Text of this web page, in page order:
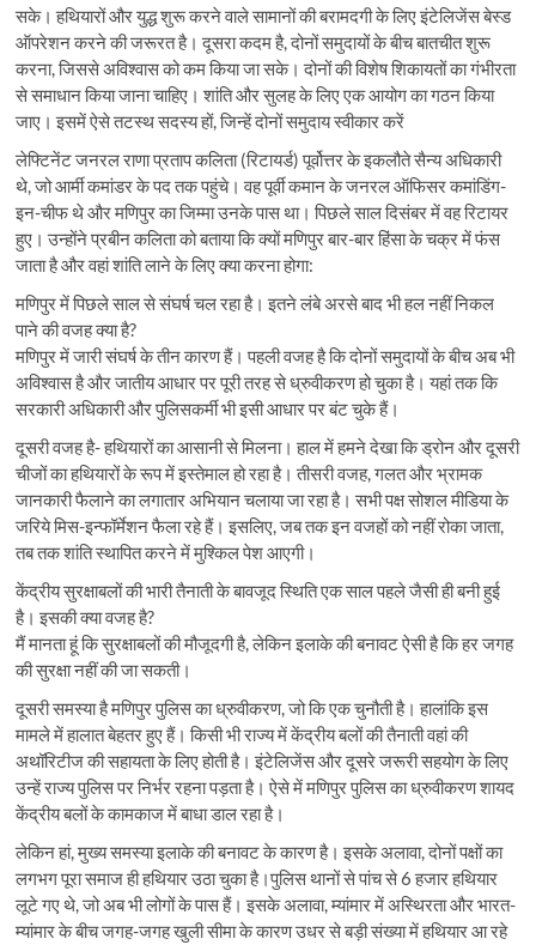
सके। हथियारों और युद्ध शुरू करने वाले सामानों की बरामदगी के लिए इंटेलिजेंस बेस्ड
ऑपरेशन करने की जरूरत है। दूसरा कदम है, दोनों समुदायों के बीच बातचीत शुरू
करना, जिससे अविश्वास को कम किया जा सके। दोनों की विशेष शिकायतों का गंभीरता
से समाधान किया जाना चाहिए। शांति और सुलह के लिए एक आयोग का गठन किया
जाए। इसमें ऐसे तटस्थ सदस्य हों, जिन्हें दोनों समुदाय स्वीकार करें
लेफ्टिनेंट जनरल राणा प्रताप कलिता (रिटायर्ड) पूर्वोत्तर के इकलौते सैन्य अधिकारी
थे, जो आर्मी कमांडर के पद तक पहुंचे। वह पूर्वी कमान के जनरल ऑफिसर कमांडिंग-
इन-चीफ थे और मणिपुर का जिम्मा उनके पास था। पिछले साल दिसंबर में वह रिटायर
हुए। उन्होंने प्रबीन कलिता को बताया कि क्यों मणिपुर बार-बार हिंसा के चक्र में फंस
जाता है और वहां शांति लाने के लिए क्या करना होगा:
मणिपुर में पिछले साल से संघर्ष चल रहा है। इतने लंबे अरसे बाद भी हल नहीं निकल
पाने की वजह क्या है?
मणिपुर में जारी संघर्ष के तीन कारण हैं। पहली वजह है कि दोनों समुदायों के बीच अब भी
अविश्वास है और जातीय आधार पर पूरी तरह से ध्रुवीकरण हो चुका है। यहां तक कि
सरकारी अधिकारी और पुलिसकर्मी भी इसी आधार पर बंट चुके हैं।
दूसरी वजह है- हथियारों का आसानी से मिलना। हाल में हमने देखा कि ड्रोन और दूसरी
चीजों का हथियारों के रूप में इस्तेमाल हो रहा है। तीसरी वजह, गलत और भ्रामक
जानकारी फैलाने का लगातार अभियान चलाया जा रहा है। सभी पक्ष सोशल मीडिया के
जरिये मिस-इन्फॉर्मेशन फैला रहे हैं। इसलिए, जब तक इन वजहों को नहीं रोका जाता,
तब तक शांति स्थापित करने में मुश्किल पेश आएगी।
केंद्रीय सुरक्षाबलों की भारी तैनाती के बावजूद स्थिति एक साल पहले जैसी ही बनी हुई
है। इसकी क्या वजह है?
मैं मानता हूं कि सुरक्षाबलों की मौजूदगी है, लेकिन इलाके की बनावट ऐसी है कि हर जगह
की सुरक्षा नहीं की जा सकती।
दूसरी समस्या है मणिपुर पुलिस का ध्रुवीकरण, जो कि एक चुनौती है। हालांकि इस
मामले में हालात बेहतर हुए हैं। किसी भी राज्य में केंद्रीय बलों की तैनाती वहां की
अथॉरिटीज की सहायता के लिए होती है। इंटेलिजेंस और दूसरे जरूरी सहयोग के लिए
उन्हें राज्य पुलिस पर निर्भर रहना पड़ता है। ऐसे में मणिपुर पुलिस का ध्रुवीकरण शायद
केंद्रीय बलों के कामकाज में बाधा डाल रहा है।
लेकिन हां, मुख्य समस्या इलाके की बनावट के कारण है। इसके अलावा, दोनों पक्षों का
लगभग पूरा समाज ही हथियार उठा चुका है।पुलिस थानों से पांच से 6 हजार हथियार
लूटे गए थे, जो अब भी लोगों के पास हैं। इसके अलावा, म्यांमार में अस्थिरता और भारत-
म्यांमार के बीच जगह-जगह खुली सीमा के कारण उधर से बड़ी संख्या में हथियार आ रहे